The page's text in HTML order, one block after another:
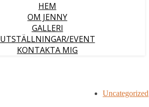
HEM
OM JENNY
GALLERI
UTSTÄLLNINGAR/EVENT
KONTAKTA MIG
Uncategorized